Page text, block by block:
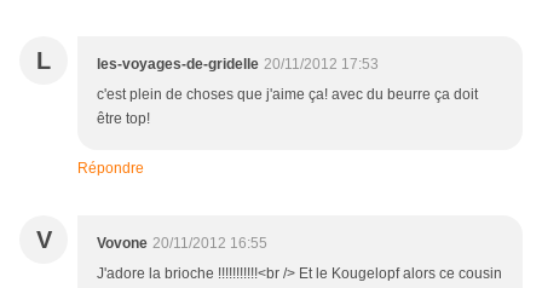
L les-voyages-de-gridelle 20/11/2012 17:53
c'est plein de choses que j'aime ça! avec du beurre ça doit
être top!
Répondre
V Vovone 20/11/2012 16:55
J'adore la brioche !!!!!!!!!!!<br /> Et le Kougelopf alors ce cousin